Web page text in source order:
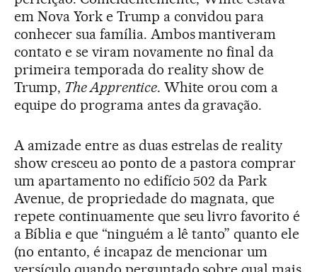
em Nova York e Trump a convidou para
conhecer sua família. Ambos mantiveram
contato e se viram novamente no final da
primeira temporada do reality show de
Trump, The Apprentice. White orou com a
equipe do programa antes da gravação.
A amizade entre as duas estrelas de reality
show cresceu ao ponto de a pastora comprar
um apartamento no edifício 502 da Park
Avenue, de propriedade do magnata, que
repete continuamente que seu livro favorito é
a Bíblia e que “ninguém a lê tanto” quanto ele
(no entanto, é incapaz de mencionar um